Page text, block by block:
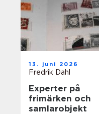
13. juni 2026
Fredrik Dahl
Experter på
frimärken och
samlarobjekt